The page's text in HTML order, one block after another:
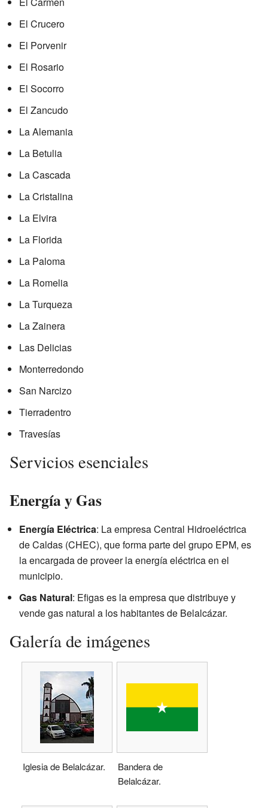
El Crucero
El Porvenir
El Rosario
El Socorro
El Zancudo
La Alemania
La Betulia
La Cascada
La Cristalina
La Elvira
La Florida
La Paloma
La Romelia
La Turqueza
La Zainera
Las Delicias
Monterredondo
San Narcizo
Tierradentro
Travesías
Servicios esenciales
Energía y Gas
Energía Eléctrica: La empresa Central Hidroeléctrica
de Caldas (CHEC), que forma parte del grupo EPM, es
la encargada de proveer la energía eléctrica en el
municipio.
Gas Natural: Efigas es la empresa que distribuye y
vende gas natural a los habitantes de Belalcázar.
Galería de imágenes
Iglesia de Belalcázar.
Bandera de
Belalcázar.